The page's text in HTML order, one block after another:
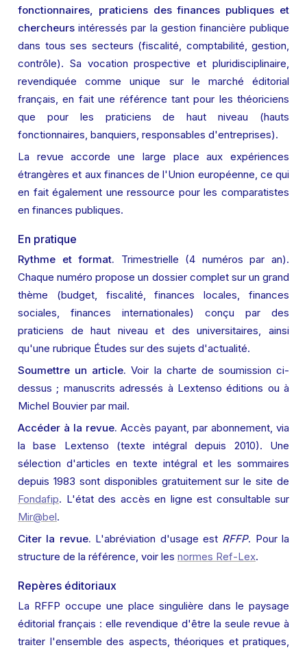
fonctionnaires, praticiens des finances publiques et
chercheurs intéressés par la gestion financière publique
dans tous ses secteurs (fiscalité, comptabilité, gestion,
contrôle). Sa vocation prospective et pluridisciplinaire,
revendiquée comme unique sur le marché éditorial
français, en fait une référence tant pour les théoriciens
que pour les praticiens de haut niveau (hauts
fonctionnaires, banquiers, responsables d'entreprises).
La revue accorde une large place aux expériences
étrangères et aux finances de l'Union européenne, ce qui
en fait également une ressource pour les comparatistes
en finances publiques.
En pratique
Rythme et format. Trimestrielle (4 numéros par an).
Chaque numéro propose un dossier complet sur un grand
thème (budget, fiscalité, finances locales, finances
sociales, finances internationales) conçu par des
praticiens de haut niveau et des universitaires, ainsi
qu'une rubrique Études sur des sujets d'actualité.
Soumettre un article. Voir la charte de soumission ci-
dessus ; manuscrits adressés à Lextenso éditions ou à
Michel Bouvier par mail.
Accéder à la revue. Accès payant, par abonnement, via
la base Lextenso (texte intégral depuis 2010). Une
sélection d'articles en texte intégral et les sommaires
Fondafip
Mir@bel.
Citer la revue. L'abréviation d'usage est RFFP. Pour la
structure de la référence, voir les normes Ref-Lex.
Repères éditoriaux
La RFFP occupe une place singulière dans le paysage
éditorial français : elle revendique d'être la seule revue à
traiter l'ensemble des aspects, théoriques et pratiques,